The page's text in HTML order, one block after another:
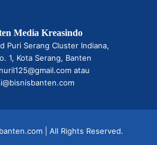
Media Kreasindo
Puri Serang Cluster Indiana,
1, Kota Serang, Banten
atau
| All Rights Reserved.